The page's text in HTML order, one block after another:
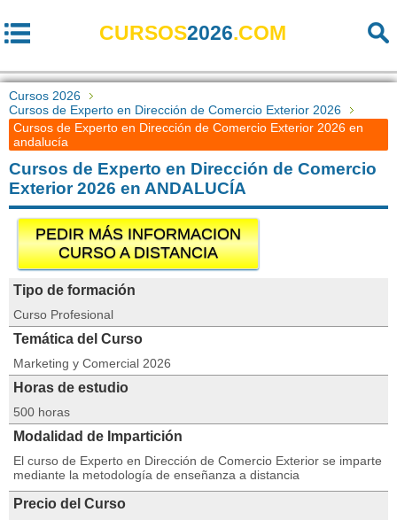
CURSOS2026.COM
Cursos 2026
Cursos de Experto en Dirección de Comercio Exterior 2026
Cursos de Experto en Dirección de Comercio Exterior 2026 en
andalucía
Cursos de Experto en Dirección de Comercio
Exterior 2026 en ANDALUCÍA
PEDIR MÁS INFORMACION
CURSO A DISTANCIA
Tipo de formación
Curso Profesional
Temática del Curso
Marketing y Comercial 2026
Horas de estudio
500 horas
Modalidad de Impartición
El curso de Experto en Dirección de Comercio Exterior se imparte
mediante la metodología de enseñanza a distancia
Precio del Curso